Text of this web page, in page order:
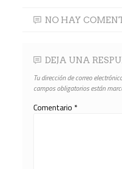
NO HAY
DEJA UNA
Tu dirección de correo
campos obligatorios están
Comentario *